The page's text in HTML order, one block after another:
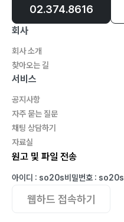
02.374.8616
회사
회사 소개
찾아오는 길
서비스
공지사항
자주 묻는 질문
채팅 상담하기
자료실
원고 및 파일 전송
아이디 : so20s비밀번호 : so20s
웹하드 접속하기